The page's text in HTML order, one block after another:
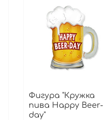
Фигура "Кружка
пива Happy Beer-
day"